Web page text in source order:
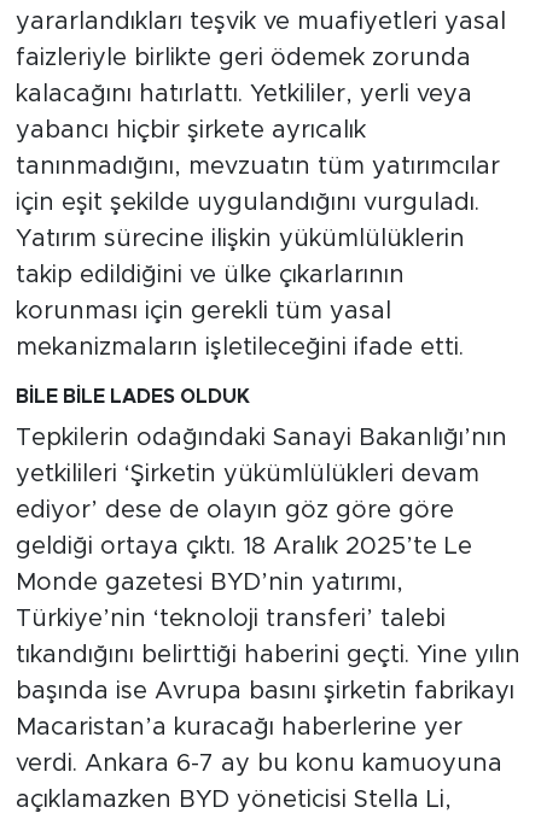
yararlandıkları teşvik ve muafiyetleri yasal
faizleriyle birlikte geri ödemek zorunda
kalacağını hatırlattı. Yetkililer, yerli veya
yabancı hiçbir şirkete ayrıcalık
tanınmadığını, mevzuatın tüm yatırımcılar
için eşit şekilde uygulandığını vurguladı.
Yatırım sürecine ilişkin yükümlülüklerin
takip edildiğini ve ülke çıkarlarının
korunması için gerekli tüm yasal
mekanizmaların işletileceğini ifade etti.
BİLE BİLE LADES OLDUK
Tepkilerin odağındaki Sanayi Bakanlığı’nın
yetkilileri ‘Şirketin yükümlülükleri devam
ediyor’ dese de olayın göz göre göre
geldiği ortaya çıktı. 18 Aralık 2025’te Le
Monde gazetesi BYD’nin yatırımı,
Türkiye’nin ‘teknoloji transferi’ talebi
tıkandığını belirttiği haberini geçti. Yine yılın
başında ise Avrupa basını şirketin fabrikayı
Macaristan’a kuracağı haberlerine yer
verdi. Ankara 6-7 ay bu konu kamuoyuna
açıklamazken BYD yöneticisi Stella Li,